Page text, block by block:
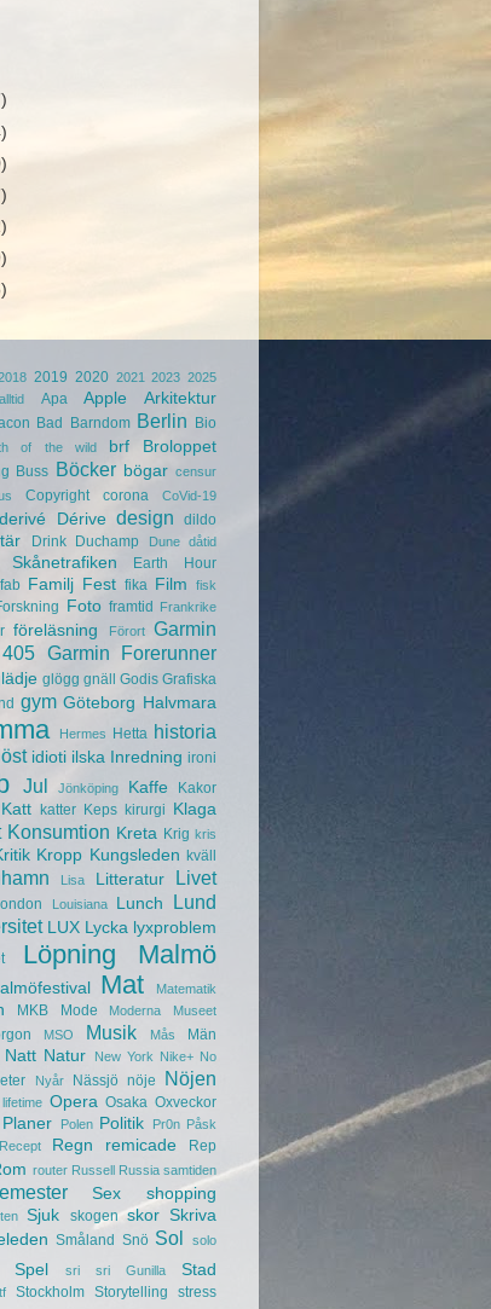
2019 2020 2021 2023 2025
alltid Apa Apple
Arkitektur
Bad Barndom Berlin Bio
of the wild brf Broloppet
Buss Böcker bögar censur
Copyright corona CoVid-19
derivé Dérive design dildo
Drink Duchamp Dune
dåtid
Skånetrafiken Earth Hour
fab Familj Fest fika Film fisk
Foto framtid Frankrike
föreläsning Förort
Garmin
Garmin Forerunner
glögg gnäll Godis Grafiska
gym Göteborg Halvmara
Hermes Hetta historia
idioti ilska Inredning ironi
Jul Jönköping Kaffe Kakor
Katt katter Keps kirurgi
Klaga
Konsumtion Kreta Krig kris
Kropp Kungsleden kväll
Lisa Litteratur
Livet
Louisiana Lunch
Lund
LUX Lycka lyxproblem
Löpning Malmö
Mat Matematik
MKB Mode Moderna Museet
MSO Musik Mås Män
Natt Natur New York Nike+ No
Nyår Nässjö nöje Nöjen
Opera Osaka Oxveckor
Planer Polen Politik Pr0n Påsk
Recept Regn remicade Rep
router Russell Russia samtiden
Sex shopping
Sjuk skogen skor Skriva
Småland Snö Sol solo
Spel sri sri Gunilla Stad
Stockholm Storytelling stress